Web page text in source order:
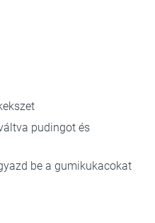
pudingot és
be a gumikukacokat